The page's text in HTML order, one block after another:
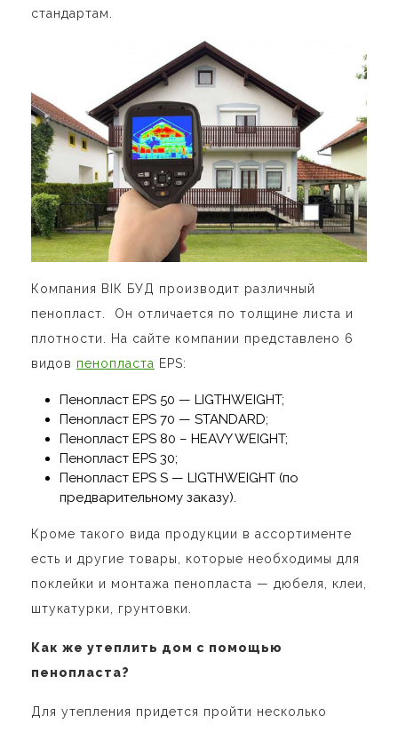
стандартам.
Компания ВІК БУД производит различный
пенопласт. Он отличается по толщине листа и
плотности. На сайте компании представлено 6
видов пенопласта EPS:
Пенопласт EPS 50 — LIGTHWEIGHT;
Пенопласт EPS 70 — STANDARD;
Пенопласт EPS 80 – HEAVY WEIGHT;
Пенопласт EPS 30;
Пенопласт EPS S — LIGTHWEIGHT (по
предварительному заказу).
Кроме такого вида продукции в ассортименте
есть и другие товары, которые необходимы для
поклейки и монтажа пенопласта — дюбеля, клеи,
штукатурки, грунтовки.
Как же утеплить дом с помощью
пенопласта?
Для утепления придется пройти несколько